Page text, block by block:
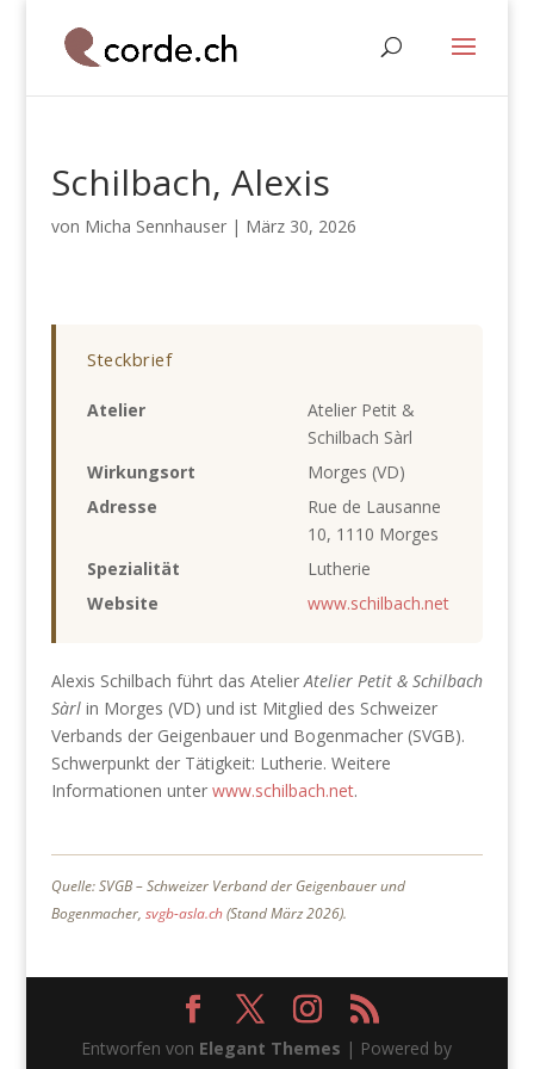
Schilbach, Alexis
von Micha Sennhauser| März 30, 2026
Steckbrief
Atelier
Atelier Petit &
Schilbach Sàrl
Wirkungsort
Morges (VD)
Adresse
Rue de Lausanne
10, 1110 Morges
Spezialität
Lutherie
Website
www.schilbach.net
Alexis Schilbach führt das AtelierAtelier Petit & Schilbach
Sàrlin Morges (VD) und ist Mitglied des Schweizer
Verbands der Geigenbauer und Bogenmacher (SVGB).
Schwerpunkt der Tätigkeit: Lutherie. Weitere
Informationen unter www.schilbach.net.
Quelle: SVGB – Schweizer Verband der Geigenbauer und
Bogenmacher, svgb-asla.ch(Stand März 2026).
Entworfen von Elegant Themes | Powered by